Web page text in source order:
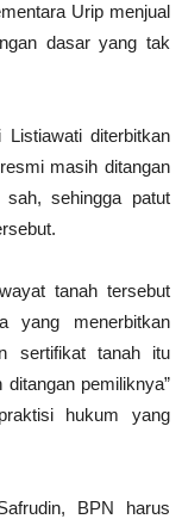
Urip menjual
dasar yang tak
diterbitkan
masih ditangan
sehingga patut
tanah tersebut
yang menerbitkan
sertifikat tanah itu
pemiliknya”
hukum yang
BPN harus